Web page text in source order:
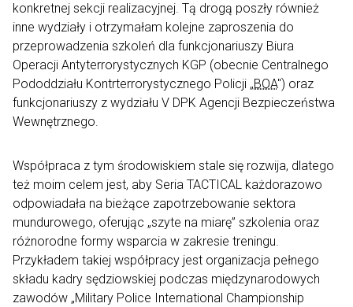
konkretnej sekcji realizacyjnej. Tą drogą poszły również
inne wydziały i otrzymałam kolejne zaproszenia do
przeprowadzenia szkoleń dla funkcjonariuszy Biura
Operacji Antyterrorystycznych KGP (obecnie Centralnego
Pododdziału Kontrterrorystycznego Policji „BOA") oraz
funkcjonariuszy z wydziału V DPK Agencji Bezpieczeństwa
Wewnętrznego.
Współpraca z tym środowiskiem stale się rozwija, dlatego
też moim celem jest, aby Seria TACTICAL każdorazowo
odpowiadała na bieżące zapotrzebowanie sektora
mundurowego, oferując „szyte na miarę” szkolenia oraz
różnorodne formy wsparcia w zakresie treningu.
Przykładem takiej współpracy jest organizacja pełnego
składu kadry sędziowskiej podczas międzynarodowych
zawodów „Military Police International Championship